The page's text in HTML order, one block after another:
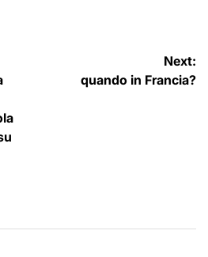
Next:
quando in Francia?